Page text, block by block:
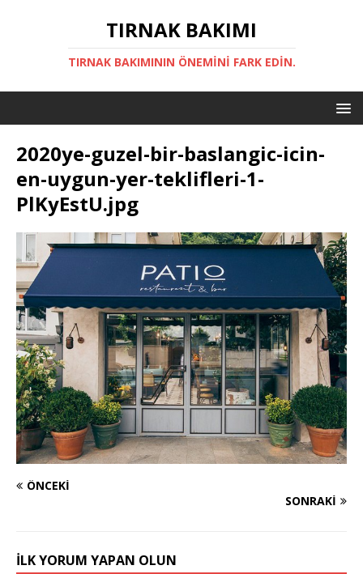
TIRNAK BAKIMI
TIRNAK BAKIMININ ÖNEMINI FARK EDIN.
2020ye-guzel-bir-baslangic-icin-
en-uygun-yer-teklifleri-1-
PlKyEstU.jpg
ÖNCEKI
SONRAKI
İLK YORUM YAPAN OLUN